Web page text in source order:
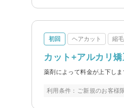
初回 ヘアカット 縮
カット+アルカリ
薬剤によって料金が上下しま
利用条件：ご新規のお客様